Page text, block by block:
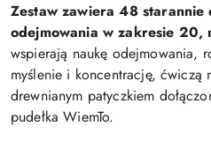
Zestaw zawiera 48 starannie
odejmowania w zakresie 20,
wspierają naukę odejmowania,
myślenie i koncentrację, ćwiczą
drewnianym patyczkiem
pudełka WiemTo.